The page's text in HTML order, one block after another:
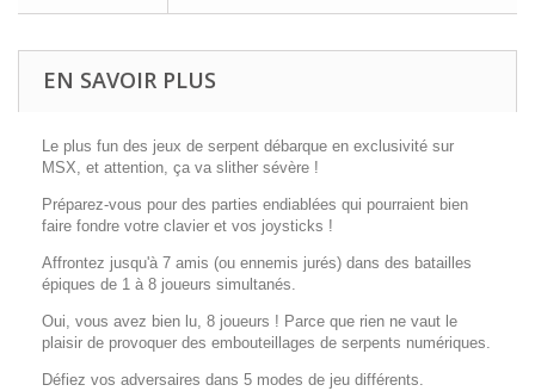
EN SAVOIR PLUS
Le plus fun des jeux de serpent débarque en exclusivité sur
MSX, et attention, ça va slither sévère !
Préparez-vous pour des parties endiablées qui pourraient bien
faire fondre votre clavier et vos joysticks !
Affrontez jusqu'à 7 amis (ou ennemis jurés) dans des batailles
épiques de 1 à 8 joueurs simultanés.
Oui, vous avez bien lu, 8 joueurs ! Parce que rien ne vaut le
plaisir de provoquer des embouteillages de serpents numériques.
Défiez vos adversaires dans 5 modes de jeu différents.